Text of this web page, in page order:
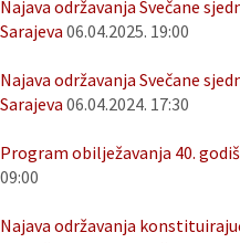
Najava održavanja Svečane
Sarajeva 06.04.2025. 19:00
Najava održavanja Svečane
Sarajeva 06.04.2024. 17:30
Program obilježavanja 40.
09:00
Najava održavanja